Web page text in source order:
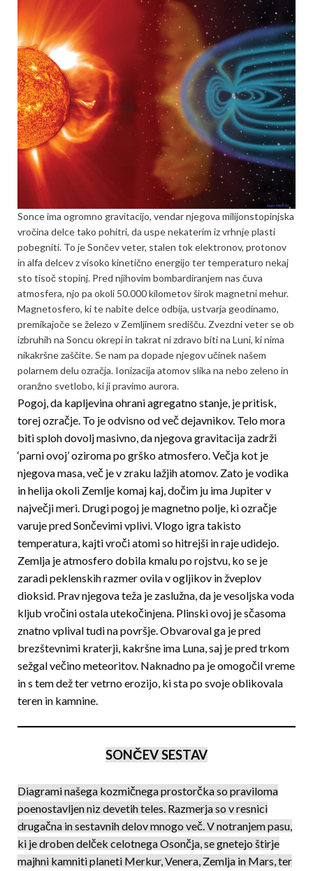
Sonce ima ogromno gravitacijo, vendar njegova milijonstopinjska
vročina delce tako pohitri, da uspe nekaterim iz vrhnje plasti
pobegniti. To je Sončev veter, stalen tok elektronov, protonov
in alfa delcev z visoko kinetično energijo ter temperaturo nekaj
sto tisoč stopinj. Pred njihovim bombardiranjem nas čuva
atmosfera, njo pa okoli 50.000 kilometov širok magnetni mehur.
Magnetosfero, ki te nabite delce odbija, ustvarja geodinamo,
premikajoče se železo v Zemljinem središču. Zvezdni veter se ob
izbruhih na Soncu okrepi in takrat ni zdravo biti na Luni, ki nima
nikakršne zaščite. Se nam pa dopade njegov učinek našem
polarnem delu ozračja. Ionizacija atomov slika na nebo zeleno in
oranžno svetlobo, ki ji pravimo aurora.
Pogoj, da kapljevina ohrani agregatno stanje, je pritisk,
torej ozračje. To je odvisno od več dejavnikov. Telo mora
biti sploh dovolj masivno, da njegova gravitacija zadrži
‘parni ovoj’ oziroma po grško atmosfero. Večja kot je
njegova masa, več je v zraku lažjih atomov. Zato je vodika
in helija okoli Zemlje komaj kaj, dočim ju ima Jupiter v
največji meri. Drugi pogoj je magnetno polje, ki ozračje
varuje pred Sončevimi vplivi. Vlogo igra takisto
temperatura, kajti vroči atomi so hitrejši in raje udidejo.
Zemlja je atmosfero dobila kmalu po rojstvu, ko se je
zaradi peklenskih razmer ovila v ogljikov in žveplov
dioksid. Prav njegova teža je zaslužna, da je vesoljska voda
kljub vročini ostala utekočinjena. Plinski ovoj je sčasoma
znatno vplival tudi na površje. Obvaroval ga je pred
brezštevnimi kraterji, kakršne ima Luna, saj je pred trkom
sežgal ve­čino meteoritov. Naknadno pa je omogočil vreme
in s tem dež ter vetrno erozijo, ki sta po svoje oblikovala
teren in kamnine.
SONČEV SESTAV
Diagrami našega kozmičnega prostorčka so praviloma
poenostavljen niz devetih teles. Razmerja so v resnici
drugačna in sestavnih delov mnogo več. V notranjem pasu,
ki je droben delček celotnega Oson­č­­ja, se gnetejo štirje
majhni kamniti planeti Merkur, Venera, Zemlja in Mars, ter